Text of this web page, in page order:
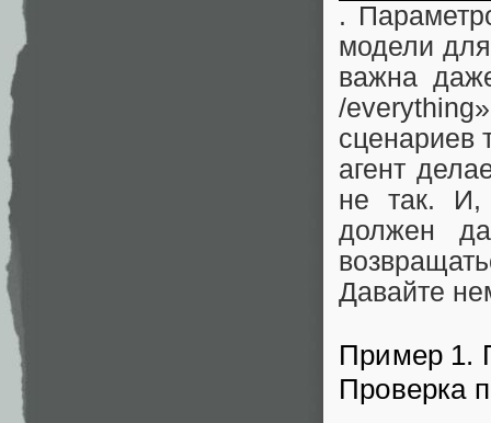
.
модели для
важна
/
сценариев
агент
не так. И,
должен
Давайте
Пример 1.
Проверка